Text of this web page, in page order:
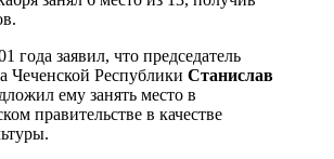
года заявил, что председатель
Чеченской Республики Станислав
ему занять место в
правительстве в качестве